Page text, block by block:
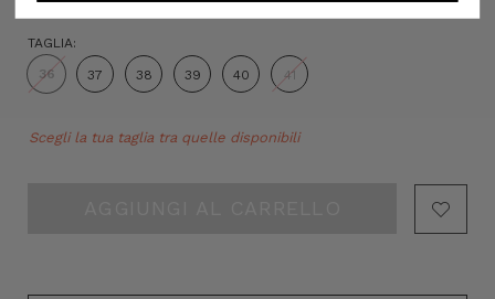
TAGLIA:
36
37 38 39 40 41
Only
Scegli la tua taglia tra quelle disponibili